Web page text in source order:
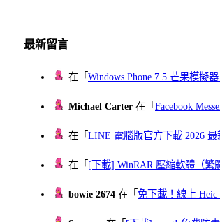
最新留言
在「Windows Phone 7.5 芒果模擬
Michael Carter 在「Facebook
在「LINE 電腦版官方下載 2026 最
在「 [下載] WinRAR 壓縮軟體（繁
bowie 2674 在「免下載！線上 Heic